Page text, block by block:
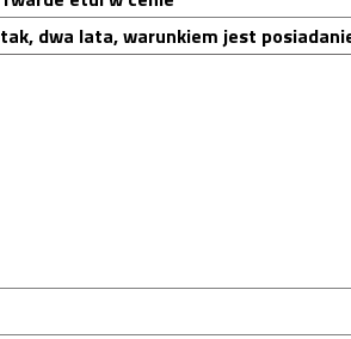
tak, dwa lata, warunkiem jest